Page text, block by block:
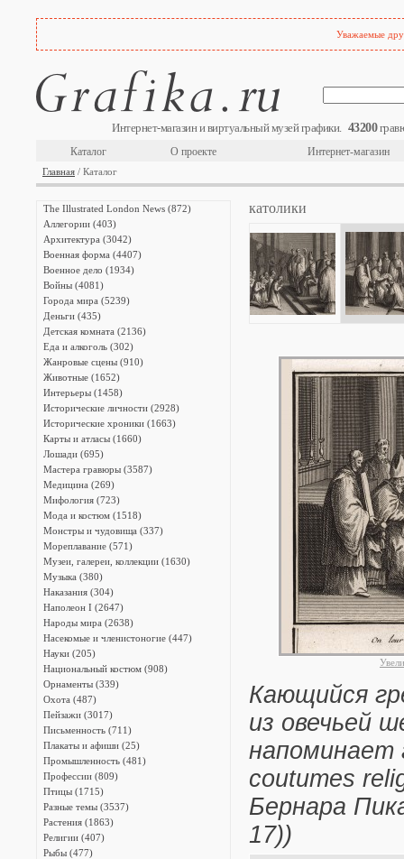
Уважаемые
Интернет-магазин и виртуальный музей графики. 43200
Каталог О проекте Интернет-магазин
Главная / Каталог
The Illustrated London News (872)
Аллегории (403)
Архитектура (3042)
Военная форма (4407)
Военное дело (1934)
Войны (4081)
Города мира (5239)
Деньги (435)
Детская комната (2136)
Еда и алкоголь (302)
Жанровые сцены (910)
Животные (1652)
Интерьеры (1458)
Исторические личности (2928)
Исторические хроники (1663)
Карты и атласы (1660)
Лошади (695)
Мастера гравюры (3587)
Медицина (269)
Мифология (723)
Мода и костюм (1518)
Монстры и чудовища (337)
Мореплавание (571)
Музеи, галереи, коллекции (1630)
Музыка (380)
Наказания (304)
Наполеон I (2647)
Народы мира (2638)
Насекомые и членистоногие (447)
Науки (205)
Национальный костюм (908)
Орнаменты (339)
Охота (487)
Пейзажи (3017)
Письменность (711)
Плакаты и афиши (25)
Промышленность (481)
Профессии (809)
Птицы (1715)
Разные темы (3537)
Растения (1863)
Религии (407)
Рыбы (477)
католики
Кающийся
из овечьей
напоминает
coutumes
Бернара
17))